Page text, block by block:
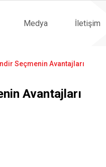
Medya İletişim
Seçmenin Avantajları
Avantajları